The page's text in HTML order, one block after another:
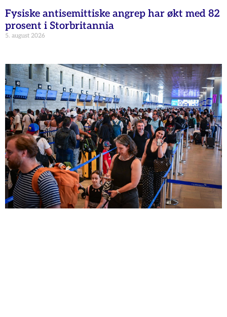
Fysiske antisemittiske angrep har økt med 82
prosent i Storbritannia
5. august 2026